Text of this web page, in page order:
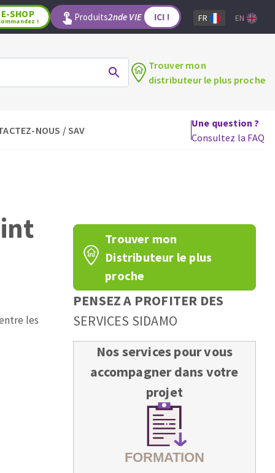
OUTILS POUR LE BOIS
Fraises carbure
Fers et plaquettes
Lames de scie à ruban
E-SHOP
! Produits2nde VIE ICI ! FR EN
Trouver mon
distributeur le plus proche
NOUS / SAV
Une question ?
Consultez la FAQ
les
Trouver mon
Distributeur le plus
proche
PENSEZ A PROFITER DES
SERVICES SIDAMO
Nos services pour vous
accompagner dans votre
projet